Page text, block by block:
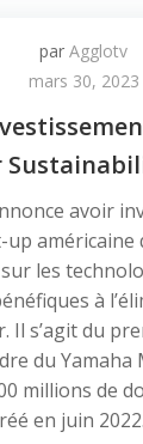
par Agglotv
mars 30, 2023
avoir
up américaine
les
à
Il s’agit du
du
millions de
en juin